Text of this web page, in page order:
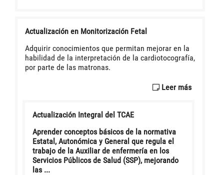
Actualización en Monitorización Fetal
Adquirir conocimientos que permitan mejorar en la
habilidad de la interpretación de la cardiotocografía,
por parte de las matronas.
Leer más
Actualización Integral del TCAE
Aprender conceptos básicos de la normativa
Estatal, Autonómica y General que regula el
trabajo de la Auxiliar de enfermería en los
Servicios Públicos de Salud (SSP), mejorando
las ...